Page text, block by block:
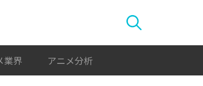
業界 アニメ分析